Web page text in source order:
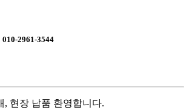
010-2961-3544
, 현장 납품 환영합니다.